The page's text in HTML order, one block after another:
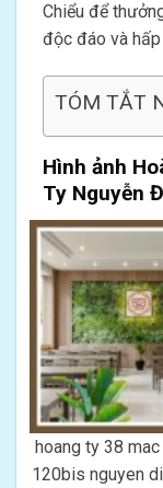
Chiểu để
độc đáo và hấp
TÓM TẮT
Hình ảnh
Ty Nguyễn
hoang ty 38
120bis nguyen